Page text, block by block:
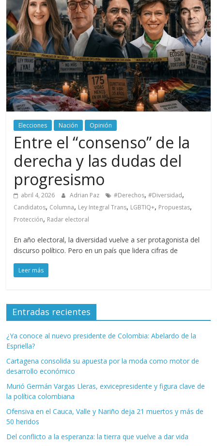
periodismo
digital
del
Politécnico
Grancolombiano
Elecciones Nación Opinión
Entre el “consenso” de la
derecha y las dudas del
progresismo
abril 4, 2026 Adrian Paz #Derechos,#Diversidad,
Candidatos, Columna, Ley Integral Trans, LGBTIQ+, Propuestas,
Protección, Radar electoral
En año electoral, la diversidad vuelve a ser protagonista del
discurso político. Pero en un país que lidera cifras de
Leer más
Entradas recientes
¿Ya conoce al nuevo presidente de Colombia: Abelardo de la
Espriella?
Cartagena consolida su apuesta por la moda como motor de
desarrollo económico
Murió Germán Vargas Lleras, exvicepresidente y figura clave de
la política colombiana
Ofensiva en el Cauca, Valle y Nariño deja 21 muertos y más de
50 heridos
Del conflicto a la esperanza: la tierra que vuelve a dar vida